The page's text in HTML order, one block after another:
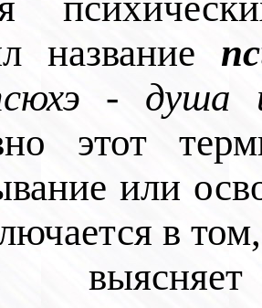
название
- душа
этот
или
в